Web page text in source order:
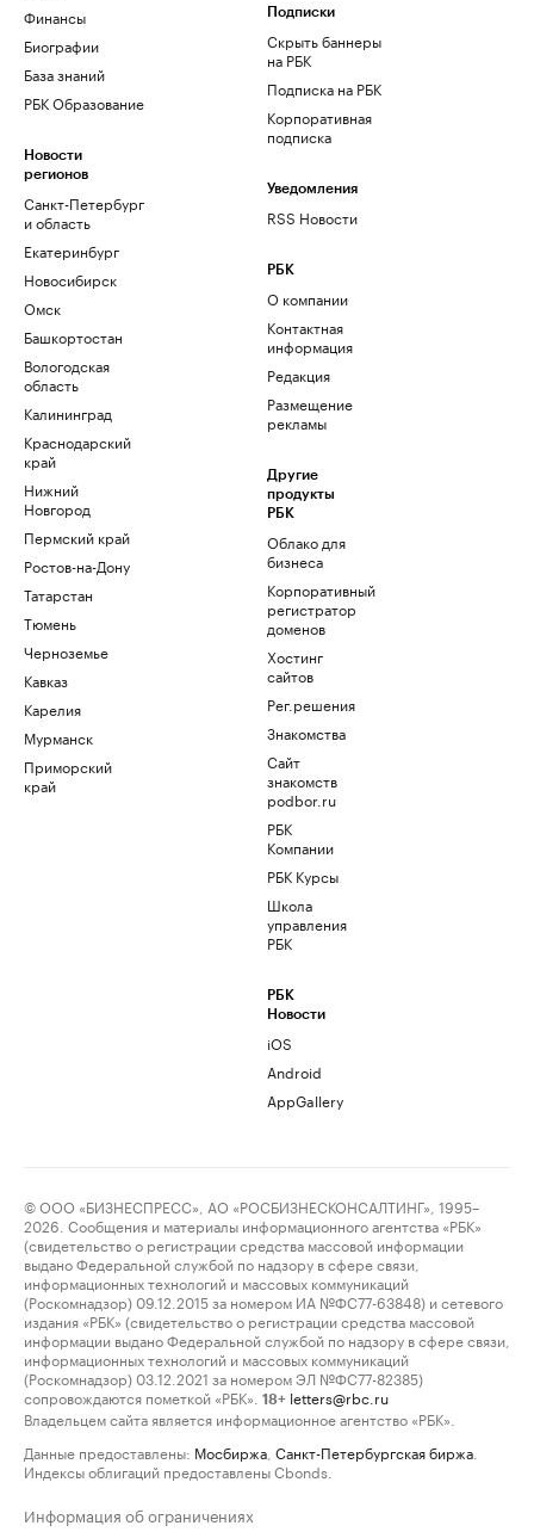
Финансы
Биографии
База знаний
РБК Образование
Новости
регионов
Санкт-Петербург
и область
Екатеринбург
Новосибирск
Омск
Башкортостан
Вологодская
область
Калининград
Краснодарский
край
Нижний
Новгород
Пермский край
Ростов-на-Дону
Татарстан
Тюмень
Черноземье
Кавказ
Карелия
Мурманск
Приморский
край
Подписки
Скрыть баннеры
на РБК
Подписка на РБК
Корпоративная
подписка
Уведомления
RSS Новости
РБК
О компании
Контактная
информация
Редакция
Размещение
рекламы
Другие
продукты
РБК
Облако для
бизнеса
Корпоративный
регистратор
доменов
Хостинг
сайтов
Рег.решения
Знакомства
Сайт
знакомств
podbor.ru
РБК
Компании
РБК Курсы
Школа
управления
РБК
РБК
Новости
iOS
Android
AppGallery
© ООО «БИЗНЕСПРЕСС», АО «РОСБИЗНЕСКОНСАЛТИНГ», 1995–
2026. Сообщения и материалы информационного агентства «РБК»
(свидетельство о регистрации средства массовой информации
выдано Федеральной службой по надзору в сфере связи,
информационных технологий и массовых коммуникаций
(Роскомнадзор) 09.12.2015 за номером ИА №ФС77-63848) и сетевого
издания «РБК» (свидетельство о регистрации средства массовой
информации выдано Федеральной службой по надзору в сфере связи,
информационных технологий и массовых коммуникаций
(Роскомнадзор) 03.12.2021 за номером ЭЛ №ФС77-82385)
сопровождаются пометкой «РБК».
18+ letters@rbc.ru
Владельцем сайта является информационное агентство «РБК».
Данные предоставлены: Мосбиржа Санкт-Петербургская биржа
Индексы облигаций предоставлены Cbonds.
Информация об ограничениях